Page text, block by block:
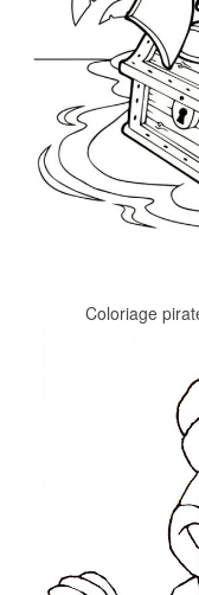
Coloriage